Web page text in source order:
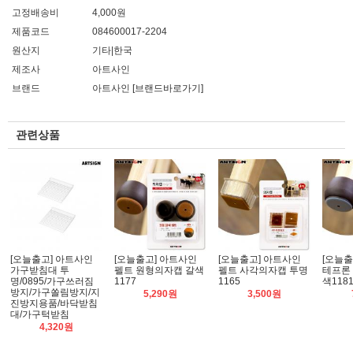
고정배송비
4,000원
제품코드
084600017-2204
원산지
기타|한국
제조사
아트사인
브랜드
아트사인 [브랜드바로가기]
관련상품
[오늘출고] 아트사인
가구받침대 투
명/0895/가구쓰러짐
방지/가구쏠림방지/지
진방지용품/바닥받침
대/가구턱받침
4,320원
[오늘출고] 아트사인
펠트 원형의자캡 갈색
1177
5,290원
[오늘출고] 아트사인
펠트 사각의자캡 투명
1165
3,500원
[오늘
테프론
색1181